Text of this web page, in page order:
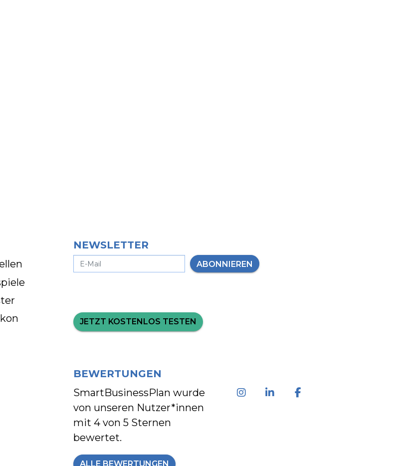
NEWSLETTER
ABONNIEREN
JETZT KOSTENLOS TESTEN
BEWERTUNGEN
SmartBusinessPlan wurde
von unseren Nutzer*innen
mit 4 von 5 Sternen
bewertet.
ALLE BEWERTUNGEN